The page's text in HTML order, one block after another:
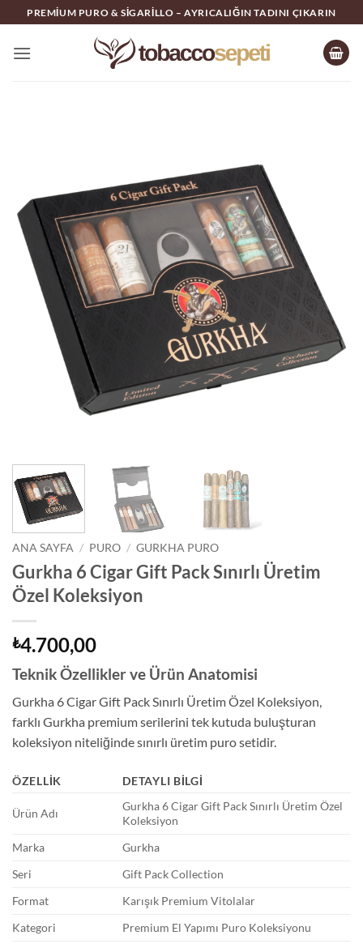
İçeriğe
atla
PREMIUM PURO & SIGARILLO – AYRICALIĞIN TADINI ÇIKARIN
ANA SAYFA / PURO / GURKHA PURO
Gurkha 6 Cigar Gift Pack Sınırlı Üretim
Özel Koleksiyon
₺4.700,00
Teknik Özellikler ve Ürün Anatomisi
Gurkha 6 Cigar Gift Pack Sınırlı Üretim Özel Koleksiyon,
farklı Gurkha premium serilerini tek kutuda buluşturan
koleksiyon niteliğinde sınırlı üretim puro setidir.
ÖZELLIK DETAYLI BILGI
Ürün Adı
Gurkha 6 Cigar Gift Pack Sınırlı Üretim Özel
Koleksiyon
Marka
Gurkha
Seri
Gift Pack Collection
Format
Karışık Premium Vitolalar
Kategori
Premium El Yapımı Puro Koleksiyonu